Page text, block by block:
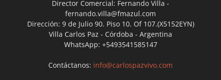
Director Comercial: Fernando Villa -
fernando.villa@fmazul.com
Dirección: 9 de Julio 90. Piso 10. Of 107.(X5152EYN)
Villa Carlos Paz - Córdoba - Argentina
WhatsApp: +5493541585147
Contáctanos: info@carlospazvivo.com